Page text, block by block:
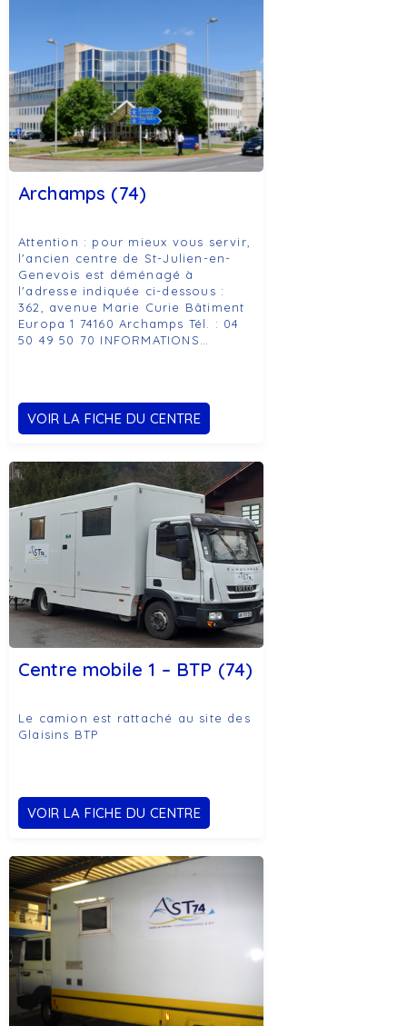
Archamps (74)
Attention : pour mieux vous servir,
l'ancien centre de St-Julien-en-
Genevois est déménagé à
l'adresse indiquée ci-dessous :
362, avenue Marie Curie Bâtiment
Europa 1 74160 Archamps Tél. : 04
50 49 50 70 INFORMATIONS…
VOIR LA FICHE DU CENTRE
Centre mobile 1 – BTP (74)
Le camion est rattaché au site des
Glaisins BTP
VOIR LA FICHE DU CENTRE